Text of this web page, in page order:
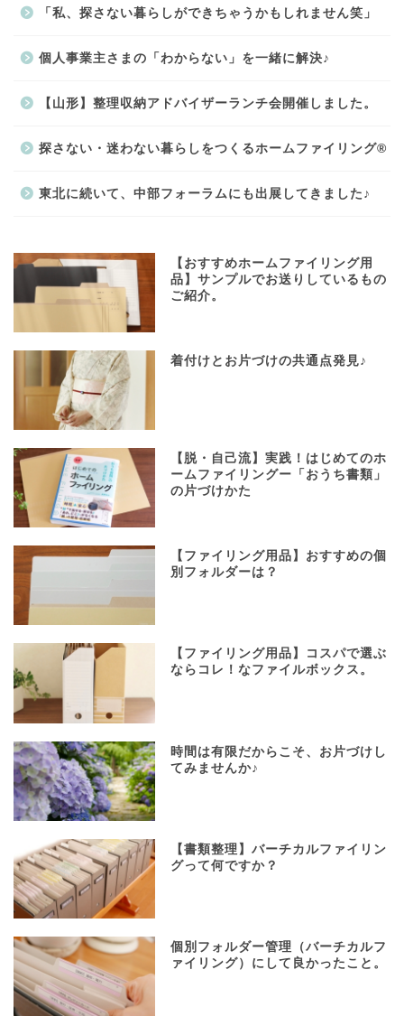
「私、探さない暮らしができちゃうかもしれません笑」
個人事業主さまの「わからない」を一緒に解決♪
【山形】整理収納アドバイザーランチ会開催しました。
探さない・迷わない暮らしをつくるホームファイリング®
東北に続いて、中部フォーラムにも出展してきました♪
【おすすめホームファイリング用
品】サンプルでお送りしているもの
ご紹介。
着付けとお片づけの共通点発見♪
【脱・自己流】実践！はじめてのホ
ームファイリングー「おうち書類」
の片づけかた
【ファイリング用品】おすすめの個
別フォルダーは？
【ファイリング用品】コスパで選ぶ
ならコレ！なファイルボックス。
時間は有限だからこそ、お片づけし
てみませんか♪
【書類整理】バーチカルファイリン
グって何ですか？
個別フォルダー管理（バーチカルフ
ァイリング）にして良かったこと。